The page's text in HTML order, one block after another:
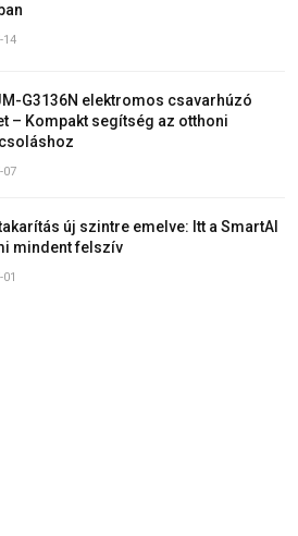
14
G3136N elektromos csavarhúzó
– Kompakt segítség az otthoni
07
új szintre emelve: Itt a SmartAI
mindent felszív